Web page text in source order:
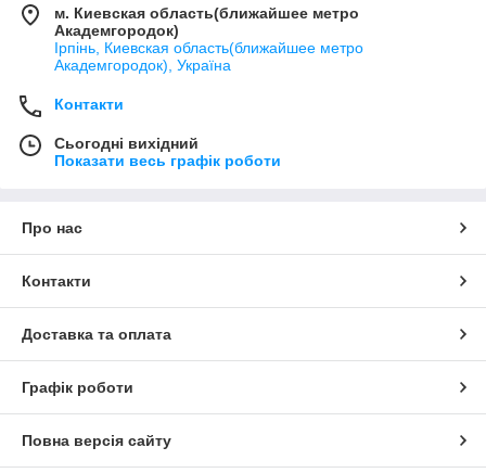
м. Киевская область(ближайшее метро
Академгородок)
Ірпінь, Киевская область(ближайшее метро
Академгородок), Україна
Контакти
Сьогодні вихідний
Показати весь графік роботи
Про нас
Контакти
Доставка та оплата
Графік роботи
Повна версія сайту